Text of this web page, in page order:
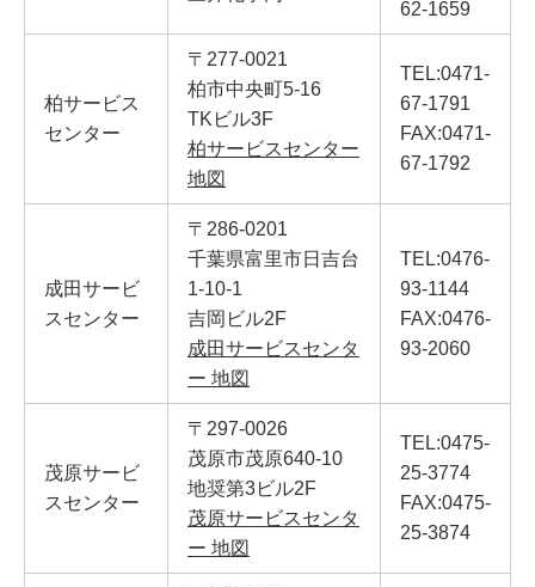
62-1659
柏サービス
センター
〒277-0021
柏市中央町5-16
TKビル3F
柏サービスセンター
地図
TEL:0471-
67-1791
FAX:0471-
67-1792
成田サービ
スセンター
〒286-0201
千葉県富里市日吉台
1-10-1
吉岡ビル2F
成田サービスセンタ
ー 地図
TEL:0476-
93-1144
FAX:0476-
93-2060
茂原サービ
スセンター
〒297-0026
茂原市茂原640-10
地奨第3ビル2F
茂原サービスセンタ
ー 地図
TEL:0475-
25-3774
FAX:0475-
25-3874